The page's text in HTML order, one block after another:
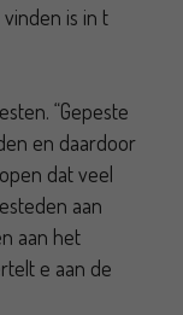
is in t
“Gepeste
en daardoor
dat veel
aan
aan het
e aan de